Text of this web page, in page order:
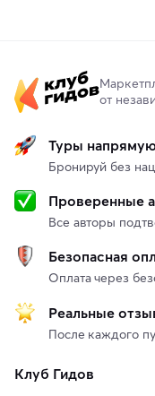
от
Туры
Бронируй без
Проверенные
Все авторы
Безопасная
Оплата через
Реальные
После каждого
Клуб Гидов